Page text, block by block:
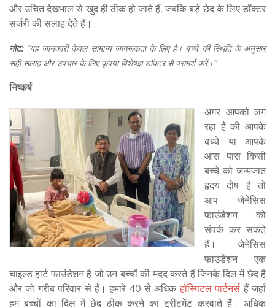
और उचित देखभाल से खुद ही ठीक हो जाते हैं, जबकि बड़े छेद के लिए डॉक्टर
सर्जरी की सलाह देते हैं।
नोट: “यह जानकारी केवल सामान्य जागरूकता के लिए है। बच्चे की स्थिति के अनुसार
सही सलाह और उपचार के लिए कृपया विशेषज्ञ डॉक्टर से परामर्श करें।”
निष्कर्ष
अगर आपको लग
रहा है की आपके
बच्चे या आपके
आस पास किसी
बच्चे को जन्मजात
हृदय दोष है तो
आप जेनेसिस
फाउंडेशन को
संपर्क कर सकते
हैं। जेनेसिस
फाउंडेशन एक
चाइल्ड हार्ट फाउंडेशन है जो उन बच्चों की मदद करते हैं जिनके दिल में छेद है
और जो गरीब परिवार से हैं। हमारे 40 से अधिक हॉस्पिटल पार्टनर्स हैं जहाँ
हम बच्चों का दिल में छेद ठीक करने का ट्रीटमेंट करवाते हैं। अधिक